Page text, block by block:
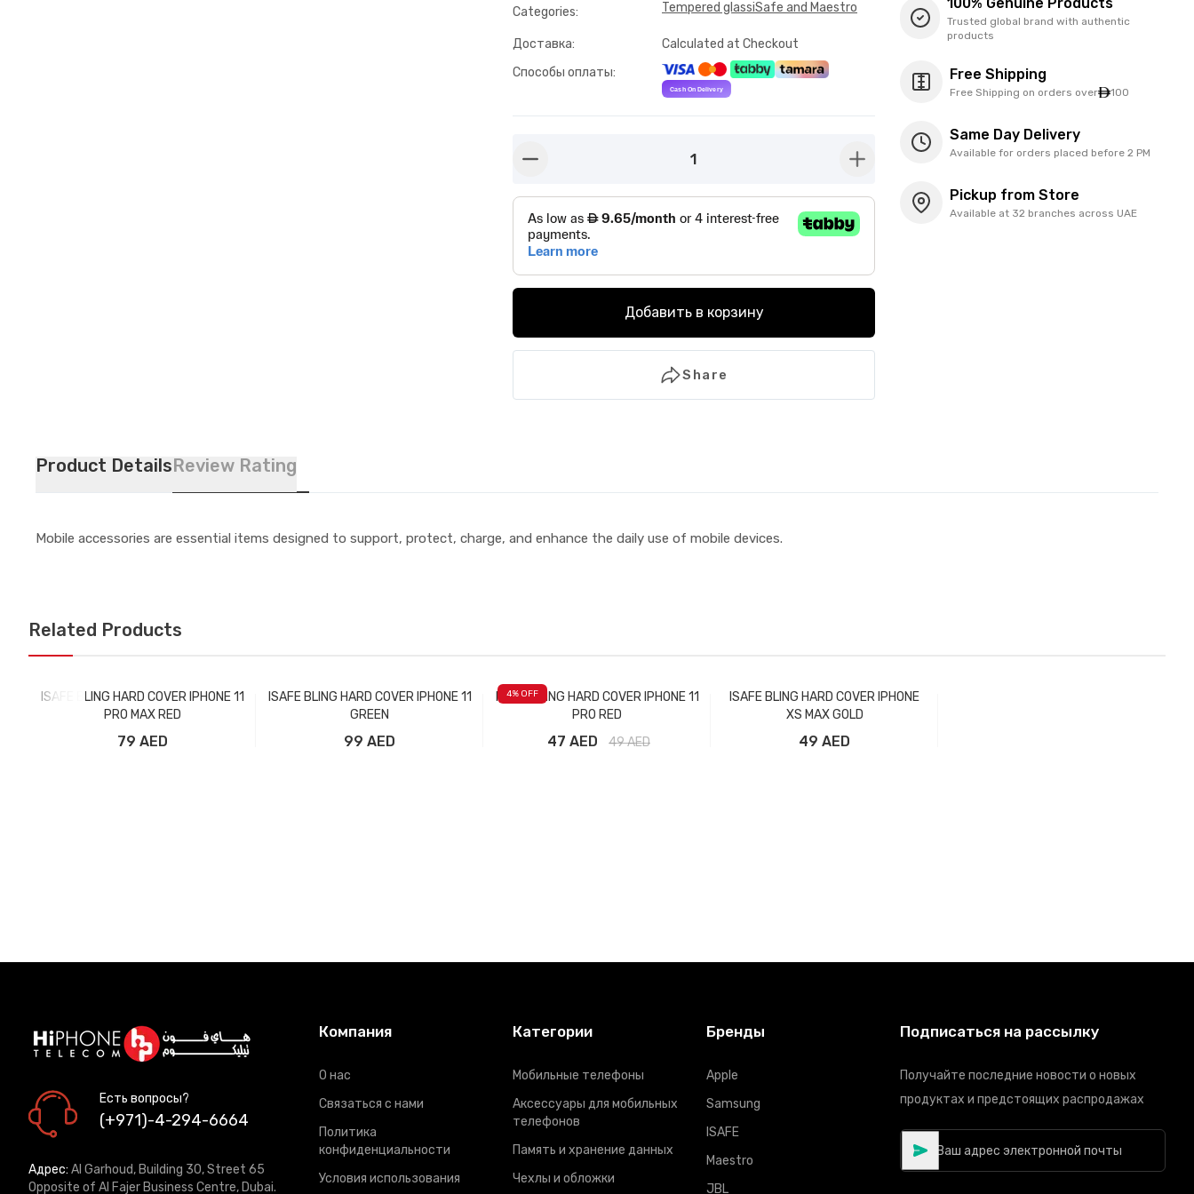
Categories: Tempered glassiSafe and Maestro
Доставка:
Calculated at Checkout
Способы оплаты:
1 button-plus
Добавить в корзину
Share
Trusted global brand with authentic
products
Free Shipping
Free Shipping on orders over 100
Same Day Delivery
Available for orders placed before 2 PM
Pickup from Store
Available at 32 branches across UAE
Product DetailsReview Rating
Mobile accessories are essential items designed to support, protect, charge, and enhance the daily use of mobile devices.
Related Products
ISAFE BLING HARD COVER IPHONE 11
PRO MAX RED
79 AED
ISAFE BLING HARD COVER IPHONE 11
GREEN
99 AED
4% OFF
ISAFE BLING HARD COVER IPHONE 11
PRO RED
47 AED 49AED
ISAFE BLING HARD COVER IPHONE
XS MAX GOLD
49 AED
Есть вопросы?
(+971)-4-294-6664
Адрес: Al Garhoud, Building 30, Street 65
Opposite of Al Fajer Business Centre, Dubai.
Компания
О нас
Связаться с нами
Политика
конфиденциальности
Условия использования
Категории
Мобильные телефоны
Аксессуары для мобильных
телефонов
Память и хранение данных
Чехлы и обложки
Бренды
Apple
Samsung
ISAFE
Maestro
JBL
Подписаться на рассылку
Получайте последние новости о новых
продуктах и предстоящих распродажах